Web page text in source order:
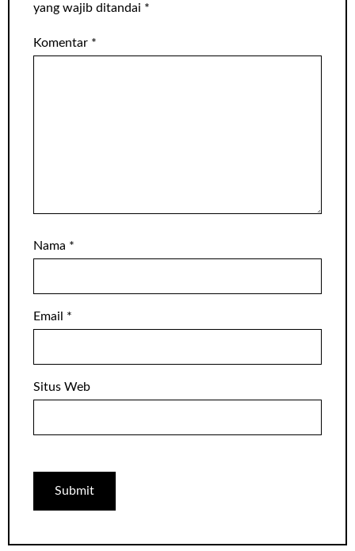
yang wajib ditandai *
Komentar *
Nama *
Email *
Situs Web